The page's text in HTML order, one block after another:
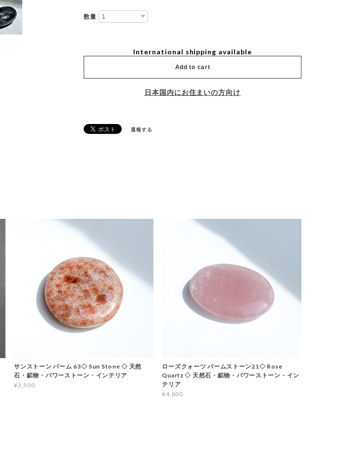
数量
International shipping available
Add to cart
日本国内にお住まいの方向け
通報する
サンストーン パーム 63◇ Sun Stone ◇ 天然
石・鉱物・パワーストーン・インテリア
¥3,500
ローズクォーツ パームストーン21◇ Rose
Quartz ◇ 天然石・鉱物・パワーストーン・イン
テリア
¥4,800